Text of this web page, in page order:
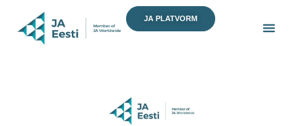
content
JA PLATVORM